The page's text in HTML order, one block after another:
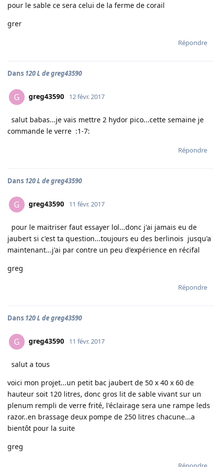
pour le sable ce sera celui de la ferme de corail
grer
Répondre
Dans 120 L de greg43590
G greg43590 12 févr. 2017
salut babas...je vais mettre 2 hydor pico...cette semaine je
commande le verre :1-7:
Répondre
Dans 120 L de greg43590
G greg43590 11 févr. 2017
pour le maitriser faut essayer lol...donc j'ai jamais eu de
jaubert si c'est ta question...toujours eu des berlinois jusqu'a
maintenant...j'ai par contre un peu d'expérience en récifal
greg
Répondre
Dans 120 L de greg43590
G greg43590 11 févr. 2017
salut a tous
voici mon projet...un petit bac jaubert de 50 x 40 x 60 de
hauteur soit 120 litres, donc gros lit de sable vivant sur un
plenum rempli de verre frité, l'éclairage sera une rampe leds
razor..en brassage deux pompe de 250 litres chacune...a
bientôt pour la suite
greg